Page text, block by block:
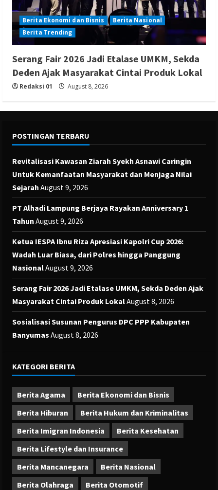
Berita Ekonomi dan Bisnis
Berita Nasional
Berita Trending
Serang Fair 2026 Jadi Etalase UMKM, Sekda
Deden Ajak Masyarakat Cintai Produk Lokal
Redaksi 01 August 8, 2026
POSTINGAN TERBARU
Revitalisasi Kawasan Ziarah Syekh Asnawi Caringin
Untuk Kemanfaatan Masyarakat dan Menjaga Nilai
Sejarah August 9, 2026
PT Alhadi Lampung Berjaya Rayakan Anniversary 1
Tahun August 9, 2026
Ketua IESPA Ibnu Riza Apresiasi Kapolri Cup 2026:
Wadah Luar Biasa, dari Polres hingga Panggung
NasionalAugust 9, 2026
Serang Fair 2026 Jadi Etalase UMKM, Sekda Deden Ajak
Masyarakat Cintai Produk LokalAugust 8, 2026
Sosialisasi Susunan Pengurus DPC PPP Kabupaten
Banyumas August 8, 2026
KATEGORI BERITA
Berita Agama
Berita Ekonomi dan Bisnis
Berita Hiburan
Berita Hukum dan Kriminalitas
Berita Imigran Indonesia
Berita Kesehatan
Berita Lifestyle dan Insurance
Berita Mancanegara
Berita Nasional
Berita Olahraga
Berita Otomotif